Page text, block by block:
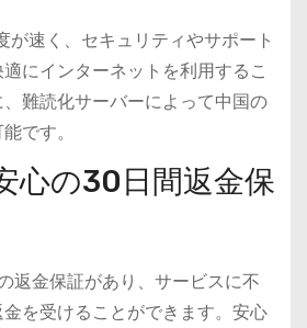
が速く、セキュリティやサポート
にインターネットを利用するこ
難読化サーバーによって中国の
です。
心の30日間返金保
返金保証があり、サービスに不
を受けることができます。安心